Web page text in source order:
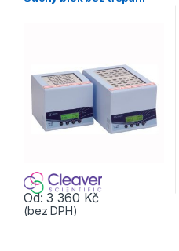
Od:3 360 Kč
(bez DPH)
Tento produkt má více